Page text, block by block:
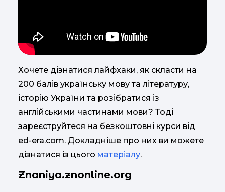
Хочете дізнатися лайфхаки, як скласти на
200 балів українську мову та літературу,
історію України та розібратися із
англійськими частинами мови? Тоді
зареєструйтеся на безкоштовні курси від
ed-era.com. Докладніше про них ви можете
дізнатися із цього матеріалу.
Znaniya.znonline.org